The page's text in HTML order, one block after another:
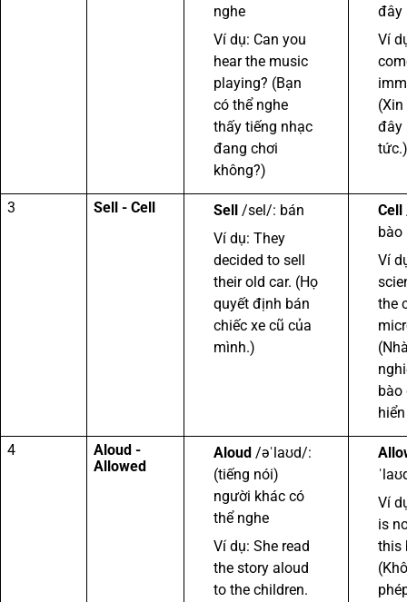
nghe
Ví dụ: Can you
hear the music
playing? (Bạn
có thể nghe
thấy tiếng nhạc
đang chơi
không?)
đây
Ví
đây
tức.)
3 Sell - Cell Sell
/sel/: bán
Ví dụ: They
decided to sell
their old car. (Họ
quyết định bán
chiếc xe cũ của
mình.)
Cell
bào
Ví
the
4
Aloud -
Allowed
Aloud /əˈlaʊd/:
(tiếng nói)
người khác có
thể nghe
Ví dụ: She read
the story aloud
to the children.
Ví
is
this